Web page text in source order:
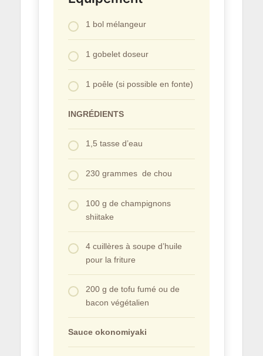
1 bol mélangeur
1 gobelet doseur
1 poêle (si possible en fonte)
INGRÉDIENTS
1,5 tasse d’eau
230 grammes de chou
100 g de champignons
shiitake
4 cuillères à soupe d’huile
pour la friture
200 g de tofu fumé ou de
bacon végétalien
Sauce okonomiyaki